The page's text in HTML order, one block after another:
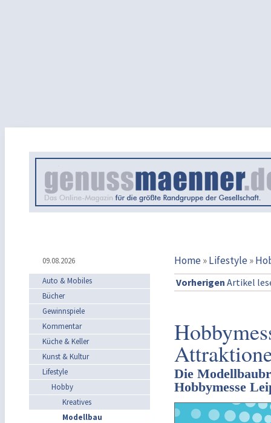
09.08.2026 Home»Lifestyle»
Auto & Mobiles
Bücher
Gewinnspiele
Kommentar
Küche & Keller
Kunst & Kultur
Lifestyle
Hobby
Kreatives
Modellbau
Vorherigen Artikel
Die
Hobbymesse